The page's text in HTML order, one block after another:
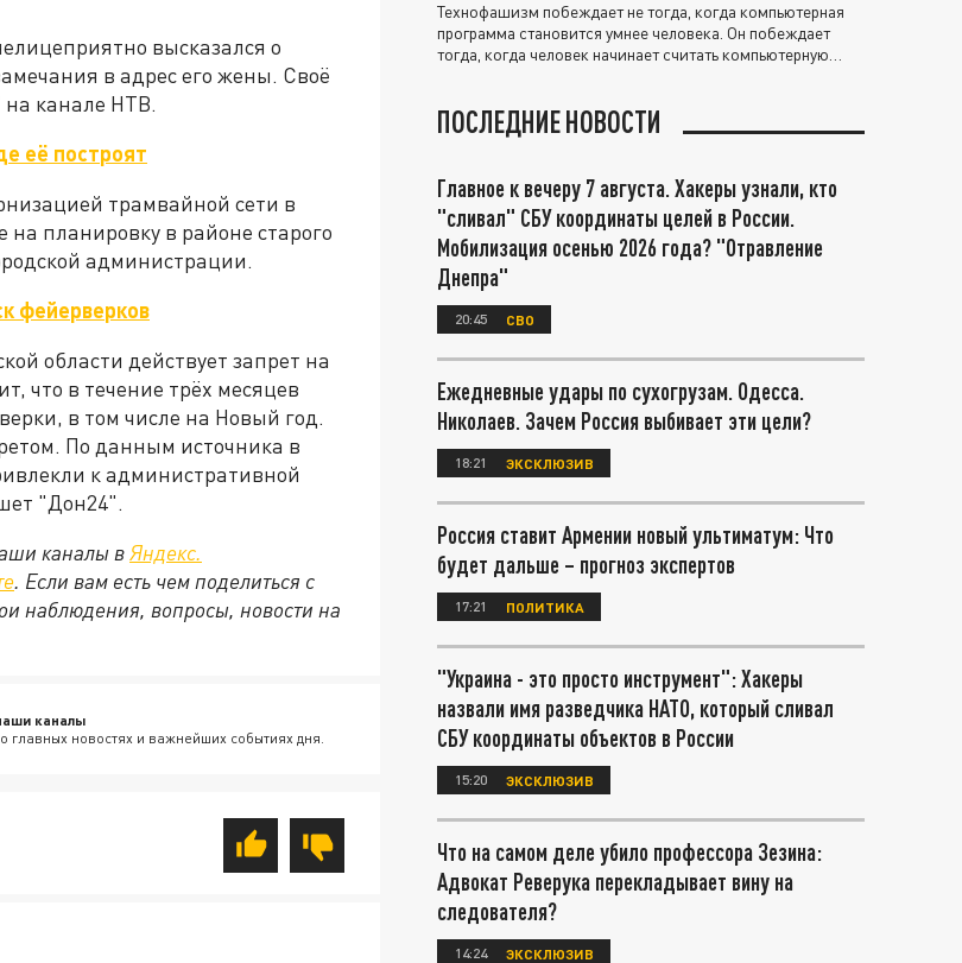
высказался о
в адрес его жены. Своё
канале НТВ.
её построят
трамвайной сети в
на планировку в районе старого
администрации.
фейерверков
области действует запрет на
что в течение трёх месяцев
в том числе на Новый год.
По данным источника в
к административной
"Дон24".
каналы вЯндекс.
. Если вам есть чем поделиться с
наблюдения, вопросы, новости на
каналы
главных новостях и важнейших событиях дня.
Технофашизм побеждает не тогда, когда компьютерная
программа становится умнее человека. Он побеждает
тогда, когда человек начинает считать компьютерную
ПОСЛЕДНИЕ НОВОСТИ
Главное к вечеру 7 августа. Хакеры узнали, кто
"сливал" СБУ координаты целей в России.
Мобилизация осенью 2026 года? "Отравление
Днепра"
20:45 СВО
Ежедневные удары по сухогрузам. Одесса.
Николаев. Зачем Россия выбивает эти цели?
18:21 ЭКСКЛЮЗИВ
Россия ставит Армении новый ультиматум: Что
будет дальше – прогноз экспертов
17:21 ПОЛИТИКА
"Украина - это просто инструмент": Хакеры
назвали имя разведчика НАТО, который сливал
СБУ координаты объектов в России
15:20 ЭКСКЛЮЗИВ
Что на самом деле убило профессора Зезина:
Адвокат Реверука перекладывает вину на
следователя?
14:24 ЭКСКЛЮЗИВ